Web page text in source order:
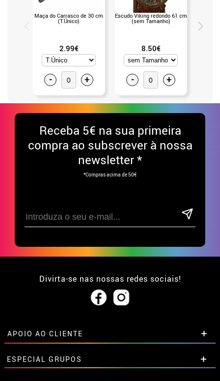
Maça do Carrasco de 30 cm
(T.Único)
2.99€
- +
Escudo Viking redondo 61 cm
(sem Tamanho)
8.50€
- +
Receba 5€ na sua primeira
compra ao subscrever à nossa
newsletter *
*Compras acima de 50€
Divirta-se nas nossas redes sociais!
APOIO AO CLIENTE
• Sobre nós
• Condições de venda
ESPECIAL GRUPOS